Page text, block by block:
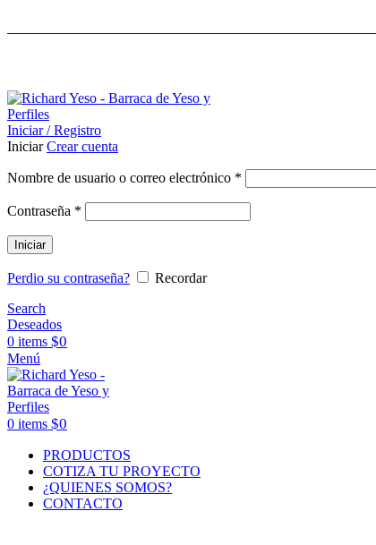
Iniciar / Registro
IniciarCrear cuenta
Nombre de usuario o correo electrónico *
Contraseña *
Iniciar
Perdio su contraseña?
Recordar
Search
Deseados
0 items $0
Menú
0 items $0
PRODUCTOS
COTIZA TU PROYECTO
¿QUIENES SOMOS?
CONTACTO